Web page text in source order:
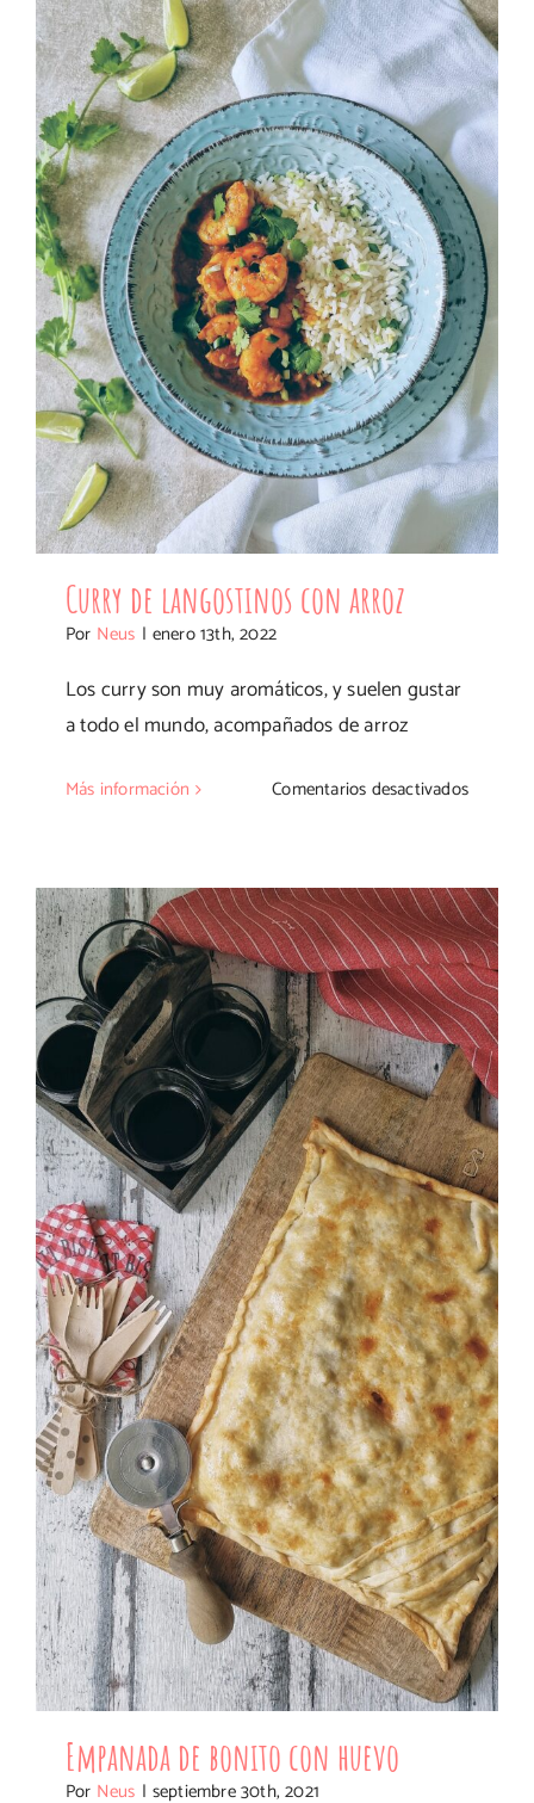
Curry de langostinos con arroz
Curry de langostinos con arroz
Por Neus | enero 13th, 2022
Los curry son muy aromáticos, y suelen gustar
a todo el mundo, acompañados de arroz
Más información Comentarios desactivadosen
con
arroz
Empanada de bonito con huevo
Empanada de bonito con huevo
Por Neus | septiembre 30th, 2021